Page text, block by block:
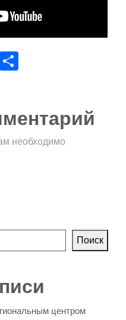
Odnoklassniki
необходимо
Поиск
центром